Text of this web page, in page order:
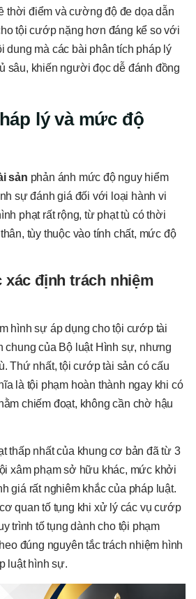
thời điểm và cường độ đe dọa dẫn
tội cướp nặng hơn đáng kể so với
dung mà các bài phân tích pháp lý
sâu, khiến người đọc dễ đánh đồng
lý và mức độ
sản phản ánh mức độ nguy hiểm
sự đánh giá đối với loại hành vi
phạt rất rộng, từ phạt tù có thời
tùy thuộc vào tính chất, mức độ
xác định trách nhiệm
hình sự áp dụng cho tội cướp tài
chung của Bộ luật Hình sự, nhưng
Thứ nhất, tội cướp tài sản có cấu
là tội phạm hoàn thành ngay khi có
chiếm đoạt, không cần chờ hậu
thấp nhất của khung cơ bản đã từ 3
xâm phạm sở hữu khác, mức khởi
giá rất nghiêm khắc của pháp luật.
quan tố tụng khi xử lý các vụ cướp
trình tố tụng dành cho tội phạm
đúng nguyên tắc trách nhiệm hình
luật hình sự.